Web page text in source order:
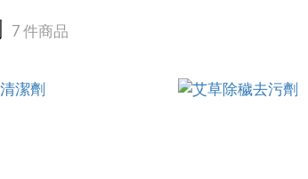
7 件商品